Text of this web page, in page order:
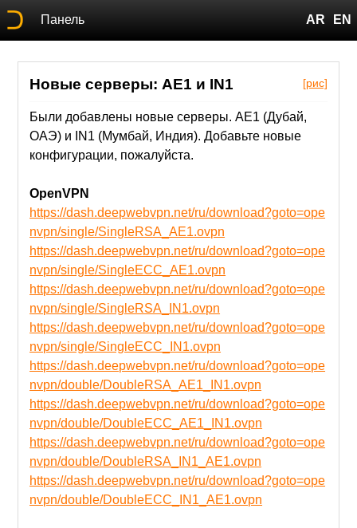
Панель AR EN
[рис]
Новые серверы: AE1 и IN1
Были добавлены новые серверы. AE1 (Дубай,
ОАЭ) и IN1 (Мумбай, Индия). Добавьте новые
конфигурации, пожалуйста.
OpenVPN
https://dash.deepwebvpn.net/ru/download?goto=ope
nvpn/single/SingleRSA_AE1.ovpn
https://dash.deepwebvpn.net/ru/download?goto=ope
nvpn/single/SingleECC_AE1.ovpn
https://dash.deepwebvpn.net/ru/download?goto=ope
nvpn/single/SingleRSA_IN1.ovpn
https://dash.deepwebvpn.net/ru/download?goto=ope
nvpn/single/SingleECC_IN1.ovpn
https://dash.deepwebvpn.net/ru/download?goto=ope
nvpn/double/DoubleRSA_AE1_IN1.ovpn
https://dash.deepwebvpn.net/ru/download?goto=ope
nvpn/double/DoubleECC_AE1_IN1.ovpn
https://dash.deepwebvpn.net/ru/download?goto=ope
nvpn/double/DoubleRSA_IN1_AE1.ovpn
https://dash.deepwebvpn.net/ru/download?goto=ope
nvpn/double/DoubleECC_IN1_AE1.ovpn